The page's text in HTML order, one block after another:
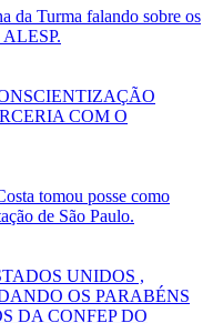
da Turma falando sobre os
ALESP.
COM O
tomou posse como
de São Paulo.
UNIDOS ,
OS PARABÉNS
DA CONFEP DO